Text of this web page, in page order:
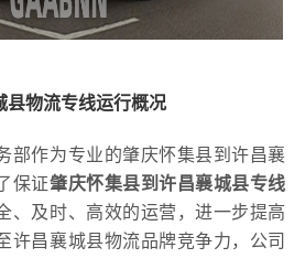
县物流专线运行概况
部作为专业的肇庆怀集县到许昌襄
保证肇庆怀集县到许昌襄城县专线
、及时、高效的运营，进一步提高
许昌襄城县物流品牌竞争力，公司